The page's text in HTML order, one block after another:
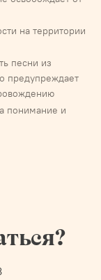
на территории
песни из
предупреждает
понимание и